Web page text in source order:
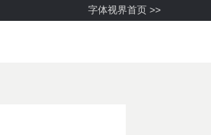
字体视界首页 >>